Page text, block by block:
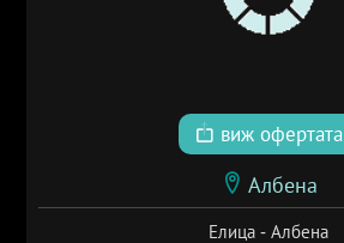
виж офертата
Албена
Елица - Албена